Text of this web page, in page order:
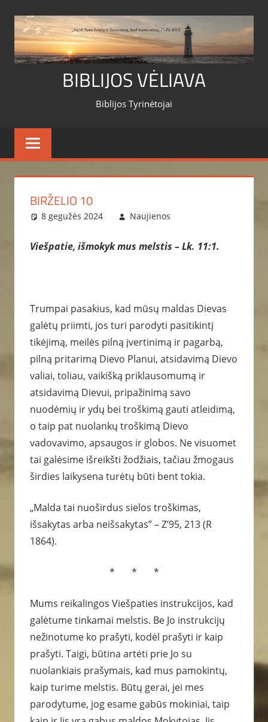
content
BIBLIJOS VĖLIAVA
Biblijos Tyrinėtojai
BIRŽELIO 10
8 gegužės 2024 Naujienos
Viešpatie, išmokyk mus melstis – Lk. 11:1.
Trumpai pasakius, kad mūsų maldas Dievas
galėtų priimti, jos turi parodyti pasitikintį
tikėjimą, meilės pilną įvertinimą ir pagarbą,
pilną pritarimą Dievo Planui, atsidavimą Dievo
valiai, toliau, vaikišką priklausomumą ir
atsidavimą Dievui, pripažinimą savo
nuodėmių ir ydų bei troškimą gauti atleidimą,
o taip pat nuolankų troškimą Dievo
vadovavimo, apsaugos ir globos. Ne visuomet
tai galėsime išreikšti žodžiais, tačiau žmogaus
širdies laikysena turėtų būti bent tokia.
„Malda tai nuoširdus sielos troškimas,
išsakytas arba neišsakytas” – Z’95, 213 (R
1864).
* * *
Mums reikalingos Viešpaties instrukcijos, kad
galėtume tinkamai melstis. Be Jo instrukcijų
nežinotume ko prašyti, kodėl prašyti ir kaip
prašyti. Taigi, būtina artėti prie Jo su
nuolankiais prašymais, kad mus pamokintų,
kaip turime melstis. Būtų gerai, jei mes
parodytume, jog esame gabūs mokiniai, taip